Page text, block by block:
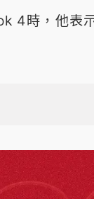
4時，他表